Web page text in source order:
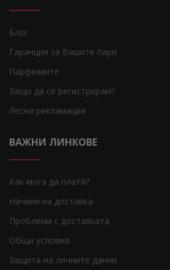
Блог
Гаранция за Вашите пари
Парфюмите
Защо да се регистрирам?
Лесна рекламация
ВАЖНИ ЛИНКОВЕ
Как мога да платя?
Начини на доставка
Проблеми с доставката
Общи условия
Защита на личните данни